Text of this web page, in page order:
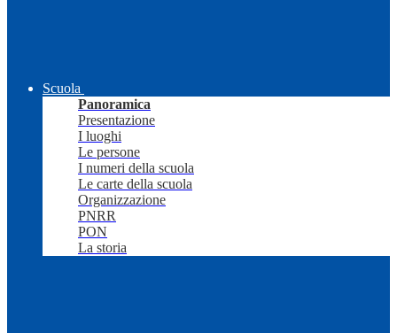
Scuola
Panoramica
Presentazione
I luoghi
Le persone
I numeri della scuola
Le carte della scuola
Organizzazione
PNRR
PON
La storia